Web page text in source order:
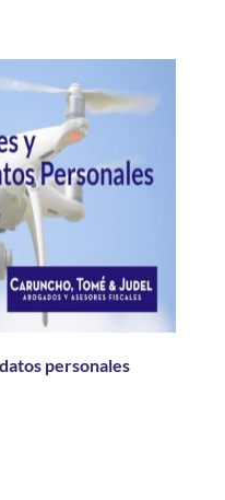
personales